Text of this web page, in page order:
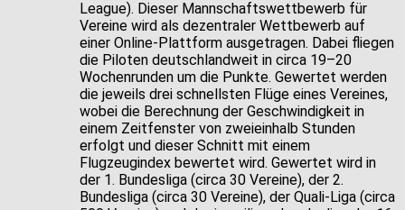
League). Dieser Mannschaftswettbewerb für
Vereine wird als dezentraler Wettbewerb auf
einer Online-Plattform ausgetragen. Dabei fliegen
die Piloten deutschlandweit in circa 19–20
Wochenrunden um die Punkte. Gewertet werden
die jeweils drei schnellsten Flüge eines Vereines,
wobei die Berechnung der Geschwindigkeit in
einem Zeitfenster von zweieinhalb Stunden
erfolgt und dieser Schnitt mit einem
Flugzeugindex bewertet wird. Gewertet wird in
der 1. Bundesliga (circa 30 Vereine), der 2.
Bundesliga (circa 30 Vereine), der Quali-Liga (circa